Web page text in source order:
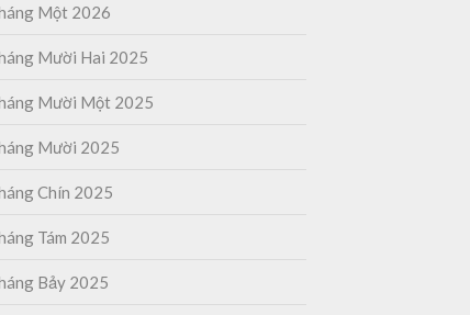
Một 2026
Mười Hai 2025
Mười Một 2025
Mười 2025
Chín 2025
Tám 2025
Bảy 2025